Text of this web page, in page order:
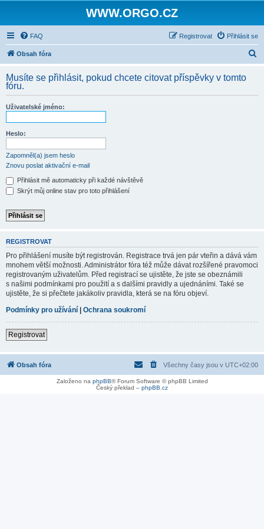
WWW.ORGO.CZ
FAQ Přihlásit se
Registrovat
Obsah fóra
d
Musíte se přihlásit, pokud chcete citovat příspěvky v tomto
fóru.
Uživatelské jméno:
Heslo:
Zapomněl(a) jsem heslo
Znovu poslat aktivační e-mail
Přihlásit mě automaticky při každé návštěvě
Skrýt můj online stav pro toto přihlášení
REGISTROVAT
Pro přihlášení musíte být registrován. Registrace trvá jen pár vteřin a dává vám
mnohem větší možnosti. Administrátor fóra též může dávat rozšířené pravomoci
registrovaným uživatelům. Před registrací se ujistěte, že jste se obeznámili
s našimi podmínkami pro použití a s dalšími pravidly a ujednáními. Také se
ujistěte, že si přečtete jakákoliv pravidla, která se na fóru objeví.
Podmínky pro užívání | Ochrana soukromí
Registrovat
Obsah fóra Všechny časy jsou v UTC+02:00
Založeno na phpBB® Forum Software © phpBB Limited
Český překlad – phpBB.cz